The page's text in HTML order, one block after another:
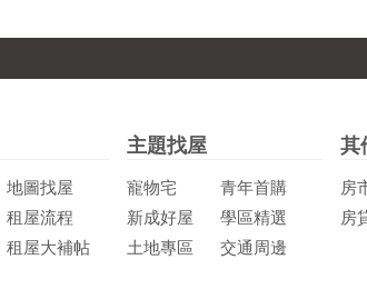
地圖找屋
租屋流程
租屋大補帖
主題找屋
寵物宅
青年首購
新成好屋
學區精選
土地專區
交通周邊
其
房
房